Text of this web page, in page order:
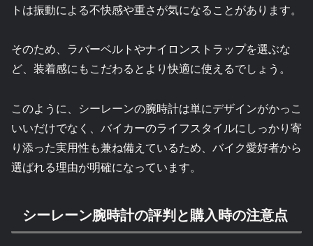
トは振動による不快感や重さが気になることがあります。
そのため、ラバーベルトやナイロンストラップを選ぶな
ど、装着感にもこだわるとより快適に使えるでしょう。
このように、シーレーンの腕時計は単にデザインがかっこ
いいだけでなく、バイカーのライフスタイルにしっかり寄
り添った実用性も兼ね備えているため、バイク愛好者から
選ばれる理由が明確になっています。
シーレーン腕時計の評判と購入時の注意点